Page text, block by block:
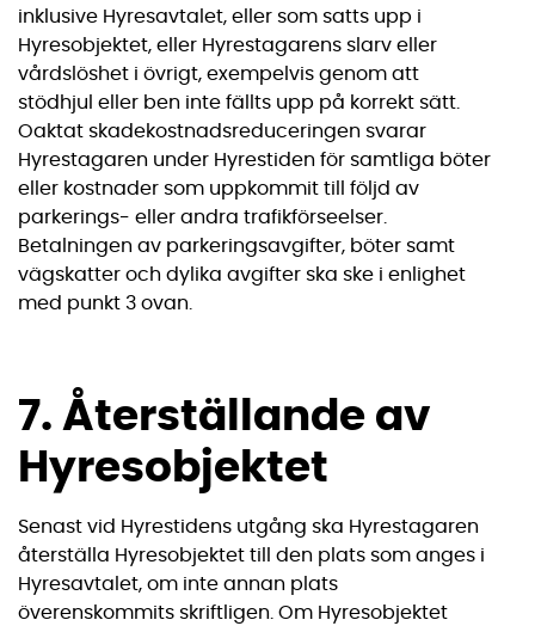
inklusive Hyresavtalet, eller som satts upp i
Hyresobjektet, eller Hyrestagarens slarv eller
vårdslöshet i övrigt, exempelvis genom att
stödhjul eller ben inte fällts upp på korrekt sätt.
Oaktat skadekostnadsreduceringen svarar
Hyrestagaren under Hyrestiden för samtliga böter
eller kostnader som uppkommit till följd av
parkerings- eller andra trafikförseelser.
Betalningen av parkeringsavgifter, böter samt
vägskatter och dylika avgifter ska ske i enlighet
med punkt 3 ovan.
7. Återställande av
Hyresobjektet
Senast vid Hyrestidens utgång ska Hyrestagaren
återställa Hyresobjektet till den plats som anges i
Hyresavtalet, om inte annan plats
överenskommits skriftligen. Om Hyresobjektet